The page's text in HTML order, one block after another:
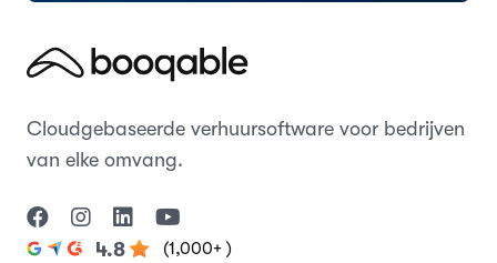
Cloudgebaseerde verhuursoftware voor bedrijven
van elke omvang.
4.8 (1,000+ )